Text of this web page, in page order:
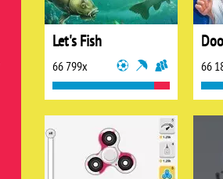
Let's Fish
66 799x 66